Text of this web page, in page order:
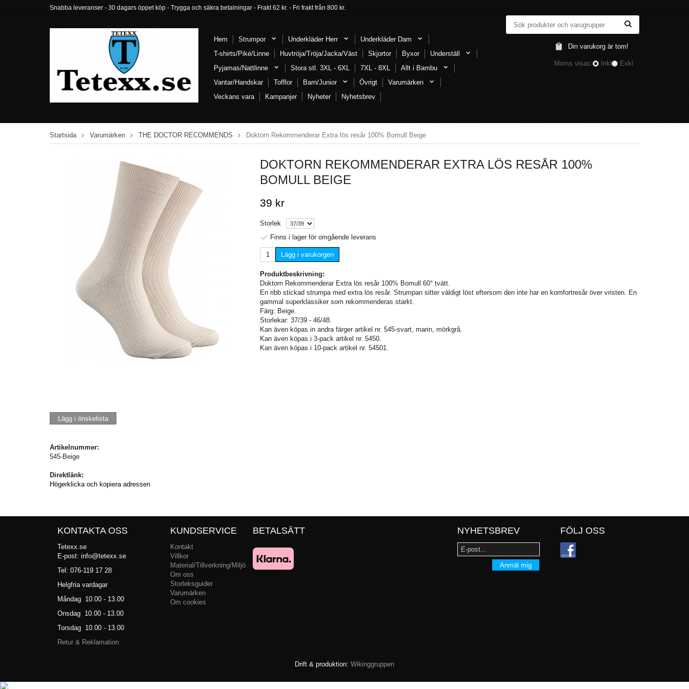
Snabba leveranser - 30 dagars öppet köp - Trygga och säkra betalningar - Frakt 62 kr. - Fri frakt från 800 kr.
Hem Strumpor Underkläder Herr
Underkläder Dam
T-shirts/Piké/Linne
Huvtröja/Tröja/Jacka/Väst Skjortor Byxor
Underställ
Pyjamas/Nattlinne
Stora stl. 3XL - 6XL 7XL - 8XL
Allt i Bambu
Vantar/Handskar
Tofflor Barn/Junior Övrigt
Varumärken
Veckans vara
Kampanjer Nyheter Nyhetsbrev
Din varukorg är tom!
Moms visas: Inkl Exkl
Startsida Varumärken THE DOCTOR RECOMMENDS Doktorn Rekommenderar Extra lös resår 100% Bomull Beige
DOKTORN REKOMMENDERAR EXTRA LÖS RESÅR 100%
BOMULL BEIGE
39 kr
Storlek
Finns i lager för omgående leverans
Lägg i varukorgen
Produktbeskrivning:
Doktorn Rekommenderar Extra lös resår 100% Bomull 60° tvätt.
En ribb stickad strumpa med extra lös resår. Strumpan sitter väldigt löst eftersom den inte har en komfortresår över vristen. En
gammal superklassiker som rekommenderas starkt.
Färg: Beige.
Storlekar: 37/39 - 46/48.
Kan även köpas in andra färger artikel nr. 545-svart, marin, mörkgrå.
Kan även köpas i 3-pack artikel nr. 5450.
Kan även köpas i 10-pack artikel nr. 54501.
Lägg i önskelista
Artikelnummer:
545-Beige
Direktlänk:
Högerklicka och kopiera adressen
KONTAKTA OSS
Tetexx.se
E-post: info@tetexx.se
Tel: 076-119 17 28
Helgfria vardagar
Måndag 10.00 - 13.00
Onsdag 10.00 - 13.00
Torsdag 10.00 - 13.00
Retur & Reklamation
KUNDSERVICE
Kontakt
Villkor
Material/Tillverkning/Miljö
Om oss
Storleksguider
Varumärken
Om cookies
FÖLJ OSS
NYHETSBREV
Anmäl mig
BETALSÄTT
Drift & produktion: Wikinggruppen